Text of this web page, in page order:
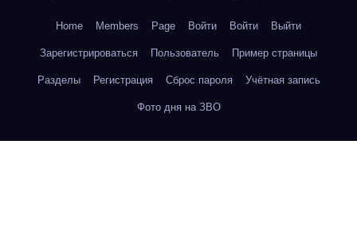
Home Members Page Войти Войти Выйти
Зарегистрироваться Пользователь Пример страницы
Разделы Регистрация Сброс пароля Учётная запись
Фото дня на ЗВО